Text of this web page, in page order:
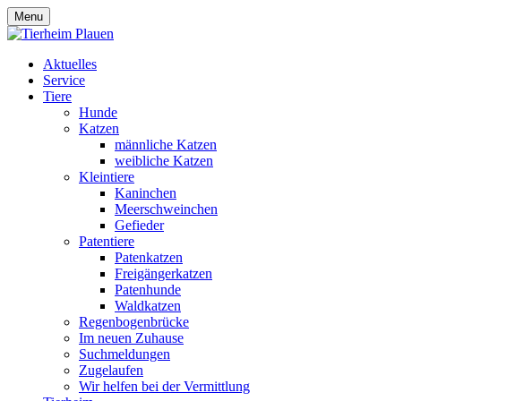
Menu
Aktuelles
Service
Tiere
Hunde
Katzen
männliche Katzen
weibliche Katzen
Kleintiere
Kaninchen
Meerschweinchen
Gefieder
Patentiere
Patenkatzen
Freigängerkatzen
Patenhunde
Waldkatzen
Regenbogenbrücke
Im neuen Zuhause
Suchmeldungen
Zugelaufen
Wir helfen bei der Vermittlung